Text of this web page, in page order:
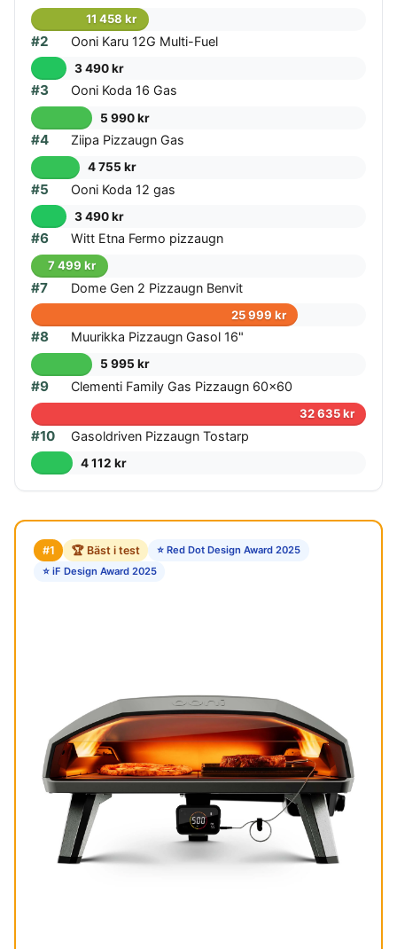
11 458 kr
#2 Ooni Karu 12G Multi-Fuel
3 490 kr
#3 Ooni Koda 16 Gas
5 990 kr
#4 Ziipa Pizzaugn Gas
4 755 kr
#5 Ooni Koda 12 gas
3 490 kr
#6 Witt Etna Fermo pizzaugn
7 499 kr
#7 Dome Gen 2 Pizzaugn Benvit
25 999 kr
#8 Muurikka Pizzaugn Gasol 16"
5 995 kr
#9 Clementi Family Gas Pizzaugn 60x60
32 635 kr
#10 Gasoldriven Pizzaugn Tostarp
4 112 kr
#1 🏆 Bäst i test
⭐ Red Dot Design Award 2025
⭐ iF Design Award 2025